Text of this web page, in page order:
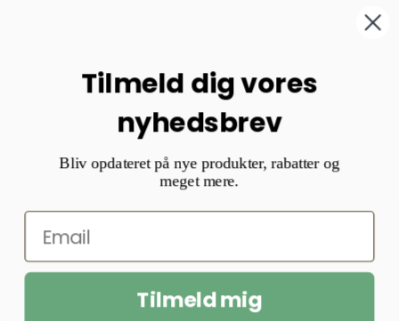
Tilmeld dig vores
nyhedsbrev
Bliv opdateret på nye produkter, rabatter og
meget mere.
Tilmeld mig